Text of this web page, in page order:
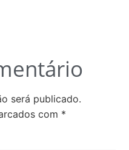
será publicado.
com *